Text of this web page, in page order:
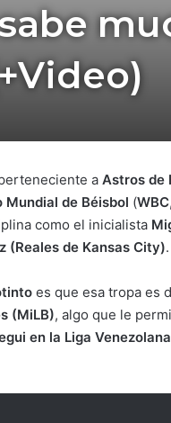
a Astros de
Mundial de Béisbol (WBC
como el inicialista
(Reales de Kansas City).
es que esa tropa es
(MiLB), algo que le
en la Liga